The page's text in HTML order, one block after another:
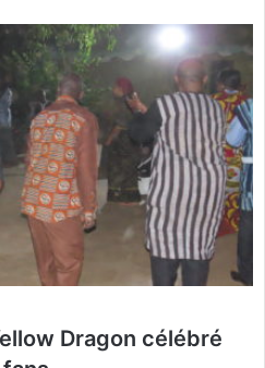
Dragon célébré